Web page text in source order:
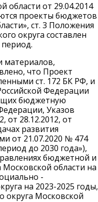
области от 29.04.2014
проекты бюджетов
ст. 3 Положения
округа составлен
материалов,
что Проект
ст. 172 БК РФ, и
Федерации
бюджетную
Указов
от 28.12.2012, от
развития
от 21.07.2020 № 474
до 2030 года»),
бюджетной и
области на
-
на 2023-2025 годы,
округа Московской